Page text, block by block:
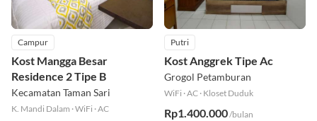
Campur
Kost Mangga Besar
Residence 2 Tipe B
Kecamatan Taman Sari
K. Mandi Dalam ·WiFi ·AC
Putri
Kost Anggrek Tipe Ac
Grogol Petamburan
WiFi ·AC · Kloset Duduk
Rp1.400.000/bulan